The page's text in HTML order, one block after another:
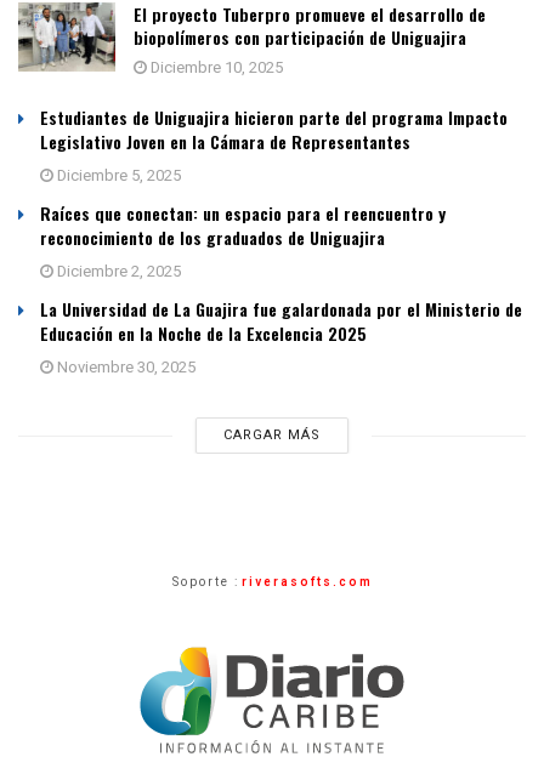
El proyecto Tuberpro promueve el desarrollo de
biopolímeros con participación de Uniguajira
Diciembre 10, 2025
Estudiantes de Uniguajira hicieron parte del programa Impacto
Legislativo Joven en la Cámara de Representantes
Diciembre 5, 2025
Raíces que conectan: un espacio para el reencuentro y
reconocimiento de los graduados de Uniguajira
Diciembre 2, 2025
La Universidad de La Guajira fue galardonada por el Ministerio de
Educación en la Noche de la Excelencia 2025
Noviembre 30, 2025
CARGAR MÁS
Soporte : riverasofts.com